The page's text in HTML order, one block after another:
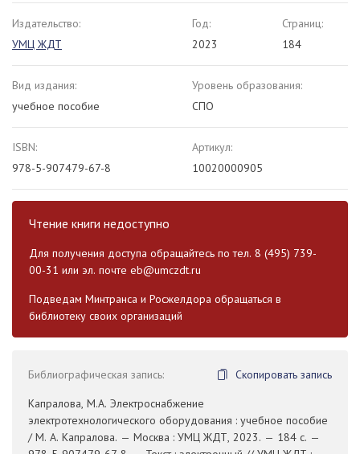
Издательство:
УМЦ ЖДТ
Год:
2023
Страниц:
184
Вид издания:
учебное пособие
Уровень образования:
СПО
ISBN:
978-5-907479-67-8
Артикул:
10020000905
Чтение книги недоступно
Для получения доступа обращайтесь по тел. 8 (495) 739-
00-31 или эл. почте eb@umczdt.ru
Подведам Минтранса и Росжелдора обращаться в
библиотеку своих организаций
Библиографическая запись:
Скопировать запись
Капралова, М.А. Электроснабжение
электротехнологического оборудования : учебное пособие
/ М. А. Капралова. — Москва : УМЦ ЖДТ, 2023. — 184 с. —